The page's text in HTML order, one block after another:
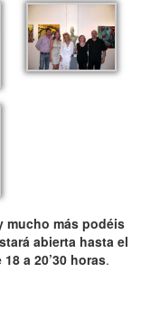
mucho más podéis
abierta hasta el
a 20’30 horas.